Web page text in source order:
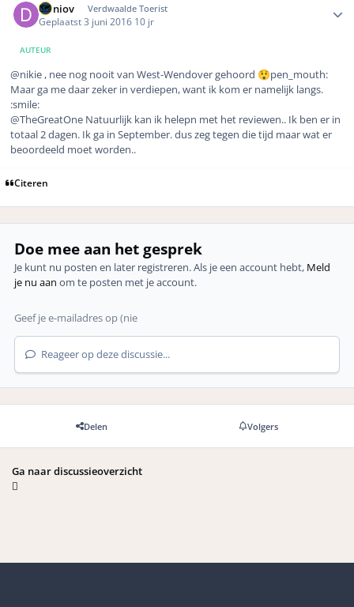
Daniov Verdwaalde Toerist
Geplaatst 3 juni 2016 10 jr
AUTEUR
@nikie , nee nog nooit van West-Wendover gehoord 😲pen_mouth:
Maar ga me daar zeker in verdiepen, want ik kom er namelijk langs.
:smile:
@TheGreatOne Natuurlijk kan ik helepn met het reviewen.. Ik ben er in
totaal 2 dagen. Ik ga in September. dus zeg tegen die tijd maar wat er
beoordeeld moet worden..
Citeren
Doe mee aan het gesprek
Je kunt nu posten en later registreren. Als je een account hebt, Meld
je nu aan om te posten met je account.
Reageer op deze discussie...
Delen Volgers
Ga naar discussieoverzicht